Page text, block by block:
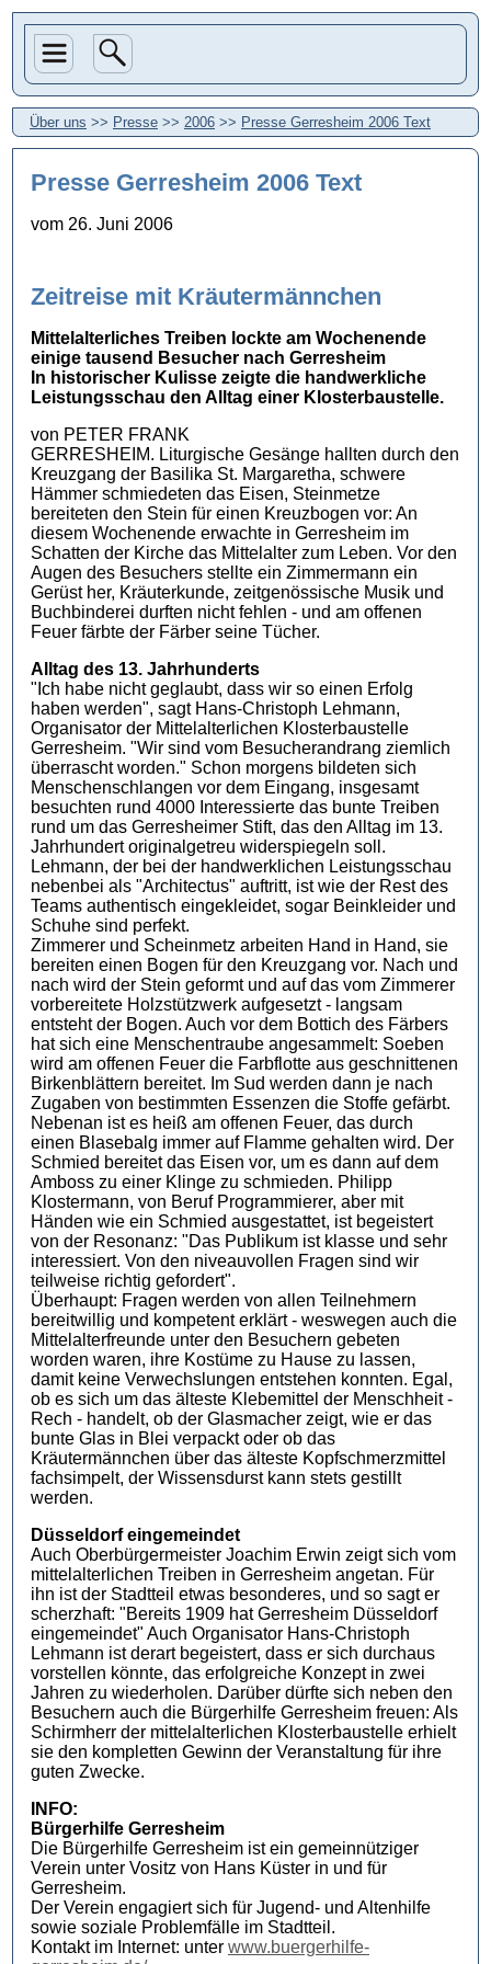
Über uns >> Presse >> 2006 >> Presse Gerresheim 2006 Text
Presse Gerresheim 2006 Text
vom 26. Juni 2006
Zeitreise mit Kräutermännchen
Mittelalterliches Treiben lockte am Wochenende
einige tausend Besucher nach Gerresheim
In historischer Kulisse zeigte die handwerkliche
Leistungsschau den Alltag einer Klosterbaustelle.
von PETER FRANK
GERRESHEIM. Liturgische Gesänge hallten durch den
Kreuzgang der Basilika St. Margaretha, schwere
Hämmer schmiedeten das Eisen, Steinmetze
bereiteten den Stein für einen Kreuzbogen vor: An
diesem Wochenende erwachte in Gerresheim im
Schatten der Kirche das Mittelalter zum Leben. Vor den
Augen des Besuchers stellte ein Zimmermann ein
Gerüst her, Kräuterkunde, zeitgenössische Musik und
Buchbinderei durften nicht fehlen - und am offenen
Feuer färbte der Färber seine Tücher.
Alltag des 13. Jahrhunderts
"Ich habe nicht geglaubt, dass wir so einen Erfolg
haben werden", sagt Hans-Christoph Lehmann,
Organisator der Mittelalterlichen Klosterbaustelle
Gerresheim. "Wir sind vom Besucherandrang ziemlich
überrascht worden." Schon morgens bildeten sich
Menschenschlangen vor dem Eingang, insgesamt
besuchten rund 4000 Interessierte das bunte Treiben
rund um das Gerresheimer Stift, das den Alltag im 13.
Jahrhundert originalgetreu widerspiegeln soll.
Lehmann, der bei der handwerklichen Leistungsschau
nebenbei als "Architectus" auftritt, ist wie der Rest des
Teams authentisch eingekleidet, sogar Beinkleider und
Schuhe sind perfekt.
Zimmerer und Scheinmetz arbeiten Hand in Hand, sie
bereiten einen Bogen für den Kreuzgang vor. Nach und
nach wird der Stein geformt und auf das vom Zimmerer
vorbereitete Holzstützwerk aufgesetzt - langsam
entsteht der Bogen. Auch vor dem Bottich des Färbers
hat sich eine Menschentraube angesammelt: Soeben
wird am offenen Feuer die Farbflotte aus geschnittenen
Birkenblättern bereitet. Im Sud werden dann je nach
Zugaben von bestimmten Essenzen die Stoffe gefärbt.
Nebenan ist es heiß am offenen Feuer, das durch
einen Blasebalg immer auf Flamme gehalten wird. Der
Schmied bereitet das Eisen vor, um es dann auf dem
Amboss zu einer Klinge zu schmieden. Philipp
Klostermann, von Beruf Programmierer, aber mit
Händen wie ein Schmied ausgestattet, ist begeistert
von der Resonanz: "Das Publikum ist klasse und sehr
interessiert. Von den niveauvollen Fragen sind wir
teilweise richtig gefordert".
Überhaupt: Fragen werden von allen Teilnehmern
bereitwillig und kompetent erklärt - weswegen auch die
Mittelalterfreunde unter den Besuchern gebeten
worden waren, ihre Kostüme zu Hause zu lassen,
damit keine Verwechslungen entstehen konnten. Egal,
ob es sich um das älteste Klebemittel der Menschheit -
Rech - handelt, ob der Glasmacher zeigt, wie er das
bunte Glas in Blei verpackt oder ob das
Kräutermännchen über das älteste Kopfschmerzmittel
fachsimpelt, der Wissensdurst kann stets gestillt
werden.
Düsseldorf eingemeindet
Auch Oberbürgermeister Joachim Erwin zeigt sich vom
mittelalterlichen Treiben in Gerresheim angetan. Für
ihn ist der Stadtteil etwas besonderes, und so sagt er
scherzhaft: "Bereits 1909 hat Gerresheim Düsseldorf
eingemeindet" Auch Organisator Hans-Christoph
Lehmann ist derart begeistert, dass er sich durchaus
vorstellen könnte, das erfolgreiche Konzept in zwei
Jahren zu wiederholen. Darüber dürfte sich neben den
Besuchern auch die Bürgerhilfe Gerresheim freuen: Als
Schirmherr der mittelalterlichen Klosterbaustelle erhielt
sie den kompletten Gewinn der Veranstaltung für ihre
guten Zwecke.
INFO:
Bürgerhilfe Gerresheim
Die Bürgerhilfe Gerresheim ist ein gemeinnütziger
Verein unter Vositz von Hans Küster in und für
Gerresheim.
Der Verein engagiert sich für Jugend- und Altenhilfe
sowie soziale Problemfälle im Stadtteil.
Kontakt im Internet: unter www.buergerhilfe-